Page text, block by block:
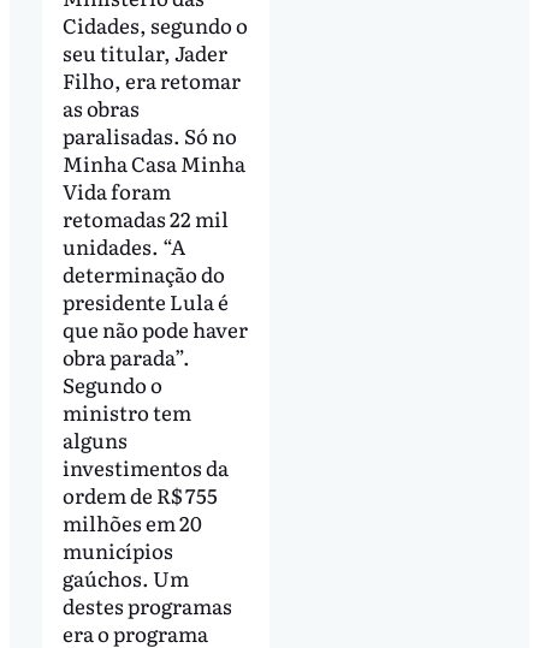
Cidades, segundo o
seu titular, Jader
Filho, era retomar
as obras
paralisadas. Só no
Minha Casa Minha
Vida foram
retomadas 22 mil
unidades. “A
determinação do
presidente Lula é
que não pode haver
obra parada”.
Segundo o
ministro tem
alguns
investimentos da
ordem de R$ 755
milhões em 20
municípios
gaúchos. Um
destes programas
era o programa